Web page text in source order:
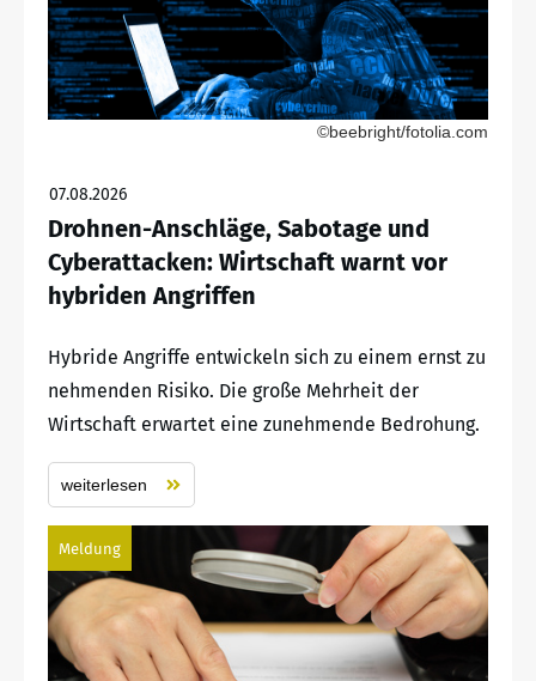
©beebright/fotolia.com
07.08.2026
Drohnen-Anschläge, Sabotage und
Cyberattacken: Wirtschaft warnt vor
hybriden Angriffen
Hybride Angriffe entwickeln sich zu einem ernst zu
nehmenden Risiko. Die große Mehrheit der
Wirtschaft erwartet eine zunehmende Bedrohung.
weiterlesen
Meldung